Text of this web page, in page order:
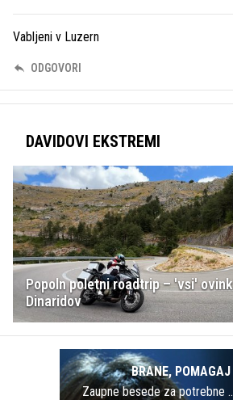
Vabljeni v Luzern
ODGOVORI
DAVIDOVI EKSTREMI
Popoln poletni roadtrip – 'vsi'
Dinaridov
BRANE, POMAGAJ
Zaupne besede za potrebne